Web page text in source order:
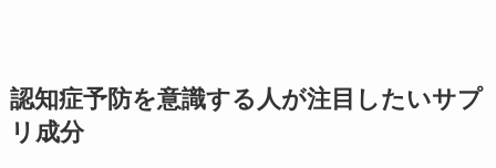
認知症予防を意識する人が注目したいサプ
リ成分